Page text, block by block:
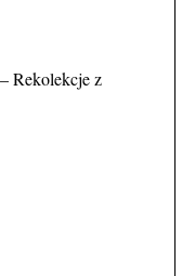
Rekolekcje z